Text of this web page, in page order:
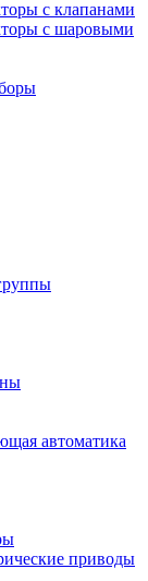
с клапанами
с шаровыми
автоматика
приводы